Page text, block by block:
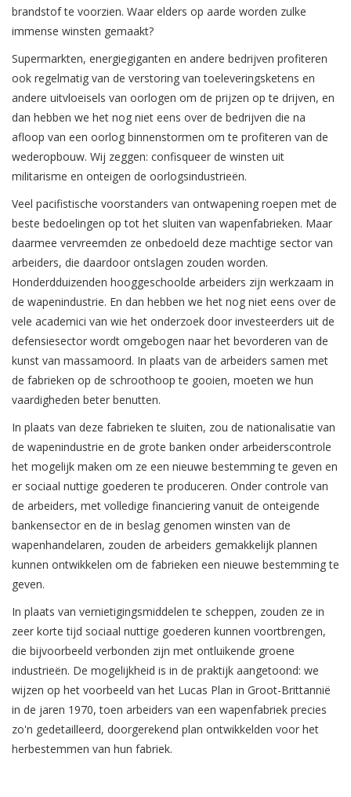
brandstof te voorzien. Waar elders op aarde worden zulke
immense winsten gemaakt?
Supermarkten, energiegiganten en andere bedrijven profiteren
ook regelmatig van de verstoring van toeleveringsketens en
andere uitvloeisels van oorlogen om de prijzen op te drijven, en
dan hebben we het nog niet eens over de bedrijven die na
afloop van een oorlog binnenstormen om te profiteren van de
wederopbouw. Wij zeggen: confisqueer de winsten uit
militarisme en onteigen de oorlogsindustrieën.
Veel pacifistische voorstanders van ontwapening roepen met de
beste bedoelingen op tot het sluiten van wapenfabrieken. Maar
daarmee vervreemden ze onbedoeld deze machtige sector van
arbeiders, die daardoor ontslagen zouden worden.
Honderdduizenden hooggeschoolde arbeiders zijn werkzaam in
de wapenindustrie. En dan hebben we het nog niet eens over de
vele academici van wie het onderzoek door investeerders uit de
defensiesector wordt omgebogen naar het bevorderen van de
kunst van massamoord. In plaats van de arbeiders samen met
de fabrieken op de schroothoop te gooien, moeten we hun
vaardigheden beter benutten.
In plaats van deze fabrieken te sluiten, zou de nationalisatie van
de wapenindustrie en de grote banken onder arbeiderscontrole
het mogelijk maken om ze een nieuwe bestemming te geven en
er sociaal nuttige goederen te produceren. Onder controle van
de arbeiders, met volledige financiering vanuit de onteigende
bankensector en de in beslag genomen winsten van de
wapenhandelaren, zouden de arbeiders gemakkelijk plannen
kunnen ontwikkelen om de fabrieken een nieuwe bestemming te
geven.
In plaats van vernietigingsmiddelen te scheppen, zouden ze in
zeer korte tijd sociaal nuttige goederen kunnen voortbrengen,
die bijvoorbeeld verbonden zijn met ontluikende groene
industrieën. De mogelijkheid is in de praktijk aangetoond: we
wijzen op het voorbeeld van het Lucas Plan in Groot-Brittannië
in de jaren 1970, toen arbeiders van een wapenfabriek precies
zo'n gedetailleerd, doorgerekend plan ontwikkelden voor het
herbestemmen van hun fabriek.